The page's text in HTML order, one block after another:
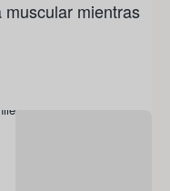
mientras